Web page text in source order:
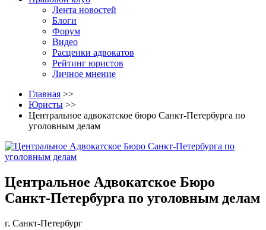
Лента новостей
Блоги
Форум
Видео
Расценки адвокатов
Рейтинг юристов
Личное мнение
Главная >>
Юристы >>
Центральное адвокатское бюро Санкт-Петербурга по
уголовным делам
Центральное Адвокатское Бюро
Санкт-Петербурга по уголовным делам
г. Санкт-Петербург